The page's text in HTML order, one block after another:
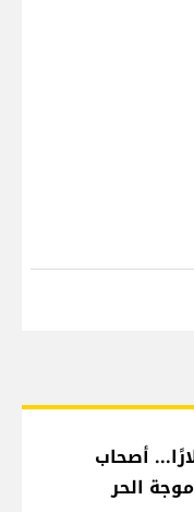
450 دولارًا... أصحاب
الحر